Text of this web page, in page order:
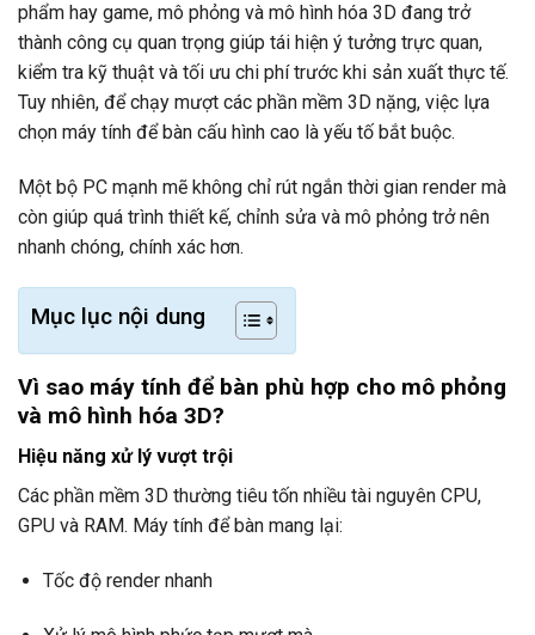
phẩm hay game, mô phỏng và mô hình hóa 3D đang trở
thành công cụ quan trọng giúp tái hiện ý tưởng trực quan,
kiểm tra kỹ thuật và tối ưu chi phí trước khi sản xuất thực tế.
Tuy nhiên, để chạy mượt các phần mềm 3D nặng, việc lựa
chọn máy tính để bàn cấu hình cao là yếu tố bắt buộc.
Một bộ PC mạnh mẽ không chỉ rút ngắn thời gian render mà
còn giúp quá trình thiết kế, chỉnh sửa và mô phỏng trở nên
nhanh chóng, chính xác hơn.
Mục lục nội dung
Vì sao máy tính để bàn phù hợp cho mô phỏng
và mô hình hóa 3D?
Hiệu năng xử lý vượt trội
Các phần mềm 3D thường tiêu tốn nhiều tài nguyên CPU,
GPU và RAM. Máy tính để bàn mang lại:
Tốc độ render nhanh